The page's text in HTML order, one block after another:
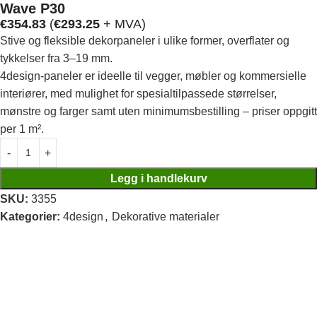
Wave P30
€354.83 (€293.25 + MVA)
Stive og fleksible dekorpaneler i ulike former, overflater og
tykkelser fra 3–19 mm.
4design-paneler er ideelle til vegger, møbler og kommersielle
interiører, med mulighet for spesialtilpassede størrelser,
mønstre og farger samt uten minimumsbestilling – priser oppgitt
per 1 m².
Legg i handlekurv
SKU: 3355
Kategorier: 4design , Dekorative materialer